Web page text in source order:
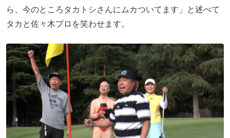
ら、今のところタカトシさんにムカついてます」と述べて
タカと佐々木プロを笑わせます。